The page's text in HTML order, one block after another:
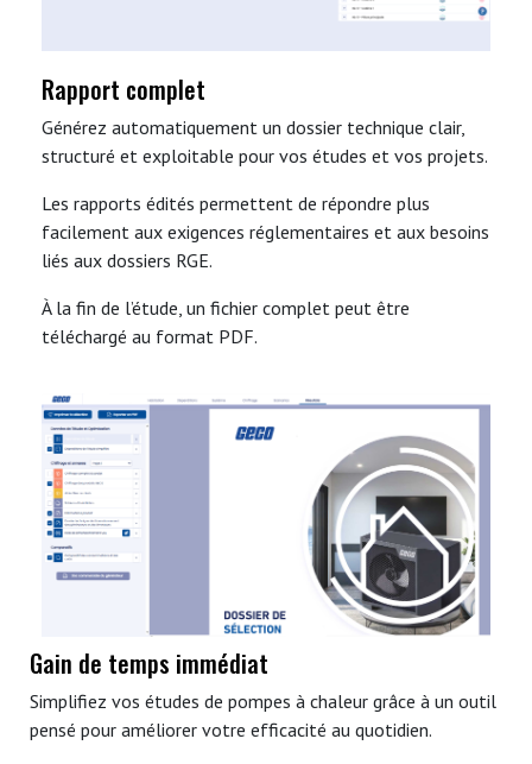
Rapport complet
Générez automatiquement un dossier technique clair,
structuré et exploitable pour vos études et vos projets.
Les rapports édités permettent de répondre plus
facilement aux exigences réglementaires et aux besoins
liés aux dossiers RGE.
À la fin de l’étude, un fichier complet peut être
téléchargé au format PDF.
Gain de temps immédiat
Simplifiez vos études de pompes à chaleur grâce à un outil
pensé pour améliorer votre efficacité au quotidien.